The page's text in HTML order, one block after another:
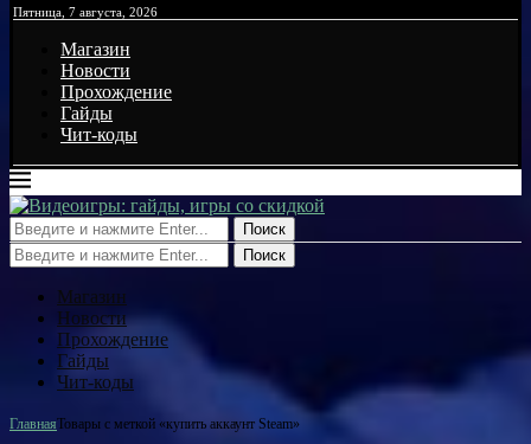
Пятница, 7 августа, 2026
Магазин
Новости
Прохождение
Гайды
Чит-коды
Поиск
Поиск
Магазин
Новости
Прохождение
Гайды
Чит-коды
ГлавнаяТовары с меткой «купить аккаунт Steam»